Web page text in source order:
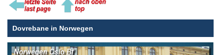
Dovrebane in Norwegen